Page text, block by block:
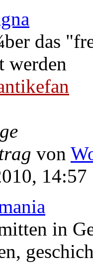
das
werden
von
14:57
in